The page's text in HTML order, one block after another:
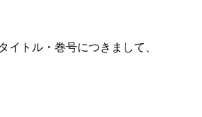
トル・巻号につきまして、